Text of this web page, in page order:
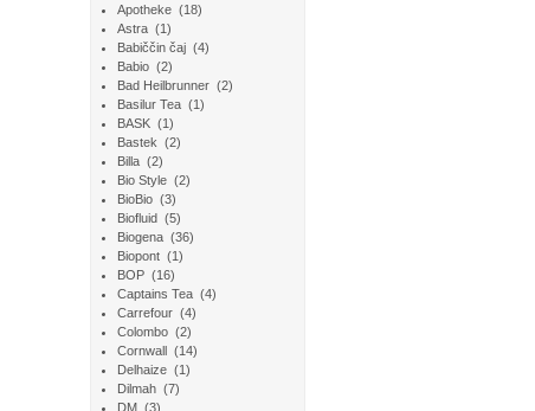
Apotheke (18)
Astra (1)
Babiččin čaj (4)
Babio (2)
Bad Heilbrunner (2)
Basilur Tea (1)
BASK (1)
Bastek (2)
Billa (2)
Bio Style (2)
BioBio (3)
Biofluid (5)
Biogena (36)
Biopont (1)
BOP (16)
Captains Tea (4)
Carrefour (4)
Colombo (2)
Cornwall (14)
Delhaize (1)
Dilmah (7)
DM (3)